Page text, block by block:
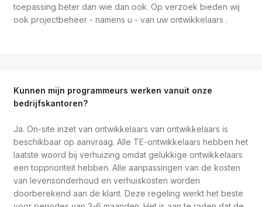
toepassing beter dan wie dan ook. Op verzoek bieden wij
ook projectbeheer - namens u - van uw ontwikkelaars .
Kunnen mijn programmeurs werken vanuit onze
bedrijfskantoren?
Ja. On-site inzet van ontwikkelaars van ontwikkelaars is
beschikbaar op aanvraag. Alle TE-ontwikkelaars hebben het
laatste woord bij verhuizing omdat gelukkige ontwikkelaars
een topprioriteit hebben. Alle aanpassingen van de kosten
van levensonderhoud en verhuiskosten worden
doorberekend aan de klant. Deze regeling werkt het beste